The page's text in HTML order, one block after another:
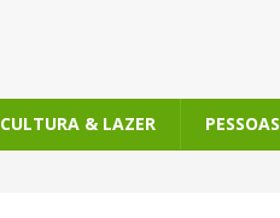
CULTURA & LAZER PESSOAS